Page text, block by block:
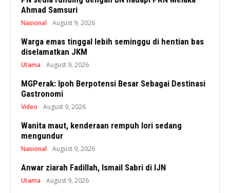
Ahmad Samsuri
Nasional August 9, 2026
Warga emas tinggal lebih seminggu di hentian bas
diselamatkan JKM
Utama August 9, 2026
MGPerak: Ipoh Berpotensi Besar Sebagai Destinasi
Gastronomi
Video August 9, 2026
Wanita maut, kenderaan rempuh lori sedang
mengundur
Nasional August 9, 2026
Anwar ziarah Fadillah, Ismail Sabri di IJN
Utama August 9, 2026